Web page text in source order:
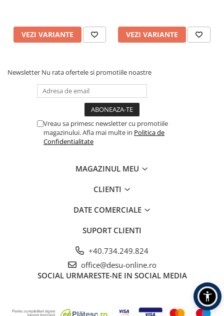
VEZI VARIANTE VEZI VARIANTE
Newsletter Nu rata ofertele si promotiile noastre
Vreau sa primesc newsletter cu promotiile
magazinului. Afla mai multe in Politica de
Confidentialitate
MAGAZINUL MEU
CLIENTI
DATE COMERCIALE
SUPORT CLIENTI
+40.734.249.824
office@desu-online.ro
SOCIAL URMARESTE-NE IN SOCIAL MEDIA